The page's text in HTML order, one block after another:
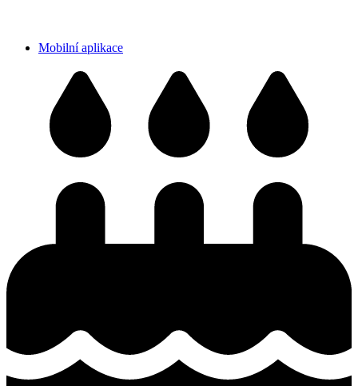
Mobilní aplikace